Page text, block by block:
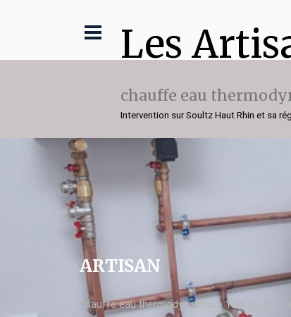
Les
chauffe eau
Intervention sur Soultz Haut Rhin et sa
ARTISAN
chauffe eau thermodynamique 100l Soultz